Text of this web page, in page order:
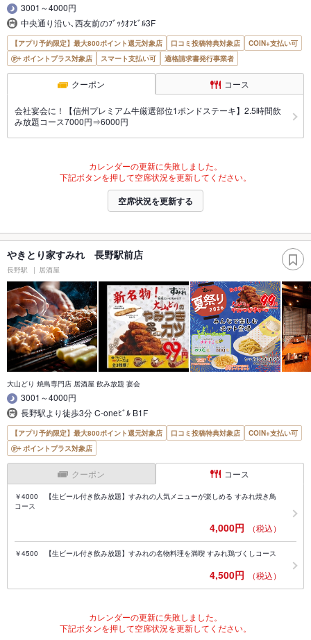
3001～4000円
中央通り沿い､西友前のﾌﾞｯｸｵﾌﾋﾞﾙ3F
【アプリ予約限定】最大800ポイント還元対象店 口コミ投稿特典対象店
COIN+支払い可
ポイントプラス対象店
スマート支払い可 適格請求書発行事業者
クーポン コース
会社宴会に！【信州プレミアム牛厳選部位1ポンドステーキ】2.5時間飲
み放題コース7000円⇒6000円
カレンダーの更新に失敗しました。
下記ボタンを押して空席状況を更新してください。
空席状況を更新する
やきとり家すみれ 長野駅前店
長野駅 居酒屋
大山どり 焼鳥専門店 居酒屋 飲み放題 宴会
3001～4000円
長野駅より徒歩3分 C-oneﾋﾞﾙ B1F
【アプリ予約限定】最大800ポイント還元対象店 口コミ投稿特典対象店
COIN+支払い可
ポイントプラス対象店
クーポン コース
￥4000 【生ビール付き飲み放題】すみれの人気メニューが楽しめる すみれ焼き鳥
コース
4,000円 （税込）
￥4500 【生ビール付き飲み放題】すみれの名物料理を満喫 すみれ鶏づくしコース
4,500円 （税込）
カレンダーの更新に失敗しました。
下記ボタンを押して空席状況を更新してください。